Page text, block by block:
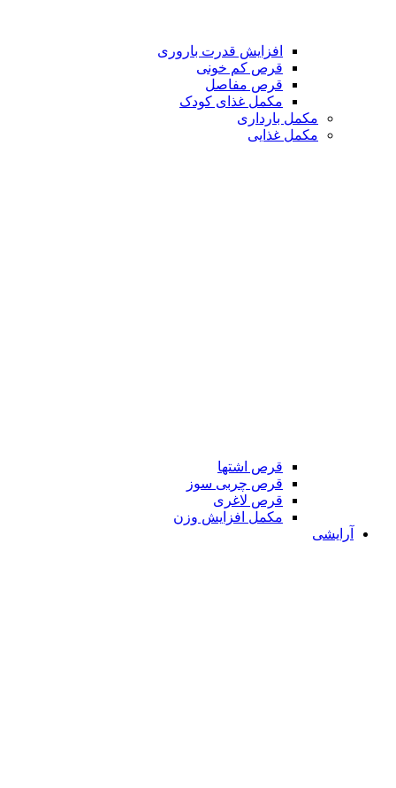
افزایش قدرت باروری
قرص کم خونی
قرص مفاصل
مکمل غذای کودک
مکمل بارداری
مکمل غذایی
قرص اشتها
قرص چربی سوز
قرص لاغری
مکمل افزایش وزن
آرایشی